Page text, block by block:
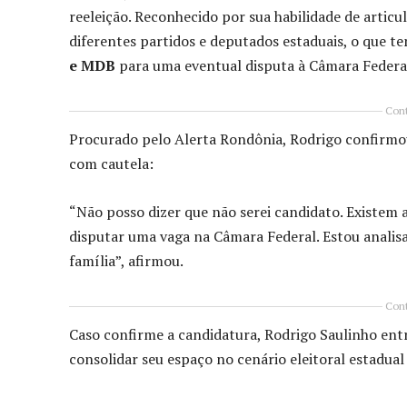
reeleição. Reconhecido por sua habilidade de
diferentes partidos e deputados estaduais, o que
e MDB para uma eventual disputa à Câmara
Procurado pelo Alerta Rondônia, Rodrigo
com cautela:
“Não posso dizer que não serei candidato.
disputar uma vaga na Câmara Federal. Estou
família”, afirmou.
Caso confirme a candidatura, Rodrigo Saulinho
consolidar seu espaço no cenário eleitoral